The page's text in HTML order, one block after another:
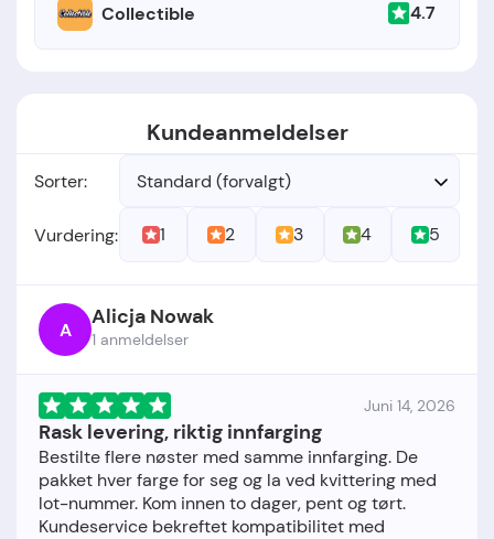
Collectible 4.7
Kundeanmeldelser
Sorter: Standard (forvalgt)
Vurdering: 1 2 3 4 5
A Alicja Nowak
1 anmeldelser
Juni 14, 2026
Rask levering, riktig innfarging
Bestilte flere nøster med samme innfarging. De
pakket hver farge for seg og la ved kvittering med
lot-nummer. Kom innen to dager, pent og tørt.
Kundeservice bekreftet kompatibilitet med